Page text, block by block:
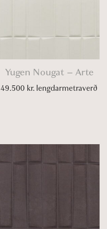
Yugen Nougat – Arte
49.500 kr. lengdarmetraverð